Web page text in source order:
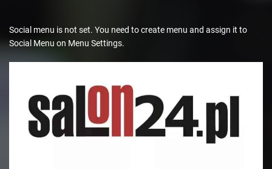
Social menu is not set. You need to create menu and assign it to
Social Menu on Menu Settings.